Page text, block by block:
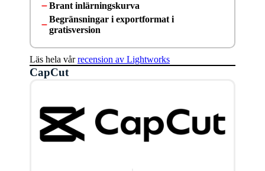
Brant inlärningskurva
Begränsningar i exportformat i
gratisversion
Läs hela vårrecension av Lightworks
CapCut